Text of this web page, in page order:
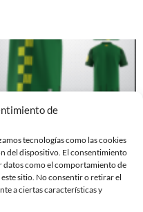
de
tecnologías como las cookies
del dispositivo. El consentimiento
datos como el comportamiento de
sitio. No consentir o retirar el
a ciertas características y
ENTRE LAS 4